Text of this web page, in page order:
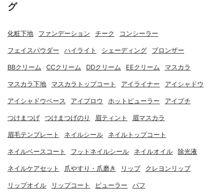
グ
化粧下地 ファンデーション チーク コンシーラー
フェイスパウダー ハイライト シェーディング ブロンザー
BBクリーム CCクリーム DDクリーム EEクリーム マスカラ
マスカラ下地 マスカラトップコート アイライナー アイシャドウ
アイシャドウベース アイブロウ ホットビューラー アイプチ
つけまつげ つけまつげのり 眉ティント 眉マスカラ
眉毛テンプレート ネイルシール ネイルトップコート
ネイルベースコート フットネイルシール ネイルオイル 除光液
ネイルケアセット 爪やすり・爪磨き リップ クレヨンリップ
リップオイル リップコート ビューラー パフ